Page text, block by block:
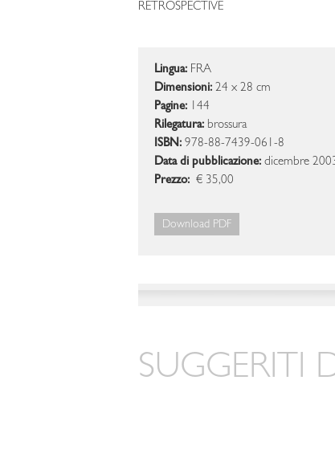
RÉTROSPECTIVE
Lingua: FRA
Dimensioni: 24 x 28 cm
Pagine: 144
Rilegatura: brossura
ISBN: 978-88-7439-061-8
Data di pubblicazione: dicembre
Prezzo: € 35,00
Download PDF
SUGGERITI